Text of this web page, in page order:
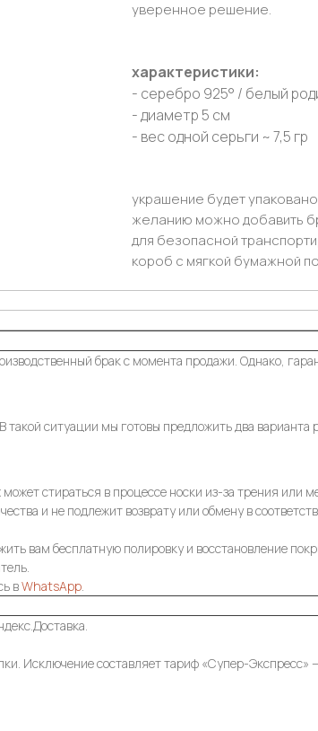
уверенное решение.
характеристики:
- серебро 925° / белый
- диаметр 5 см
- вес одной серьги ~ 7,5 гр
украшение будет
желанию можно добавить
для безопасной
короб с мягкой бумажной
брак с момента продажи. Однако,
ситуации мы готовы предложить два варианта
стираться в процессе носки из-за трения
и не подлежит возврату или обмену в
вам бесплатную полировку и восстановление
вWhatsApp.
Исключение составляет тариф «Супер-Экспресс»